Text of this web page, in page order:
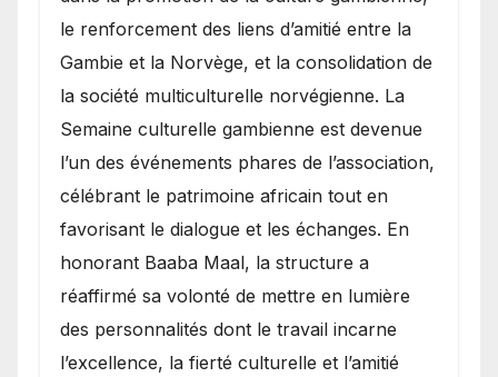
le renforcement des liens d’amitié entre la
Gambie et la Norvège, et la consolidation de
la société multiculturelle norvégienne. La
Semaine culturelle gambienne est devenue
l’un des événements phares de l’association,
célébrant le patrimoine africain tout en
favorisant le dialogue et les échanges. En
honorant Baaba Maal, la structure a
réaffirmé sa volonté de mettre en lumière
des personnalités dont le travail incarne
l’excellence, la fierté culturelle et l’amitié